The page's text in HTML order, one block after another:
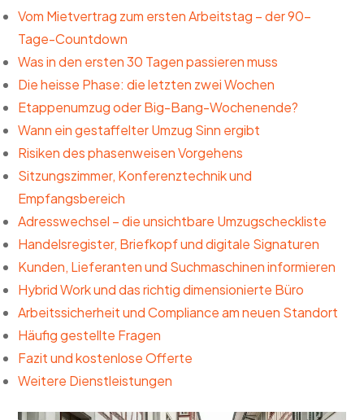
Vom Mietvertrag zum ersten Arbeitstag – der 90-
Tage-Countdown
Was in den ersten 30 Tagen passieren muss
Die heisse Phase: die letzten zwei Wochen
Etappenumzug oder Big-Bang-Wochenende?
Wann ein gestaffelter Umzug Sinn ergibt
Risiken des phasenweisen Vorgehens
Sitzungszimmer, Konferenztechnik und
Empfangsbereich
Adresswechsel – die unsichtbare Umzugscheckliste
Handelsregister, Briefkopf und digitale Signaturen
Kunden, Lieferanten und Suchmaschinen informieren
Hybrid Work und das richtig dimensionierte Büro
Arbeitssicherheit und Compliance am neuen Standort
Häufig gestellte Fragen
Fazit und kostenlose Offerte
Weitere Dienstleistungen